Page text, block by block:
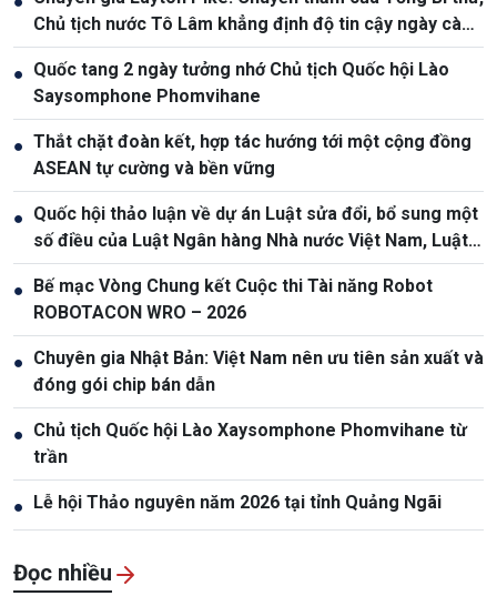
Chủ tịch nước Tô Lâm khẳng định độ tin cậy ngày càng
cao giữa Việt Nam và Australia
● Quốc tang 2 ngày tưởng nhớ Chủ tịch Quốc hội Lào
Saysomphone Phomvihane
● Thắt chặt đoàn kết, hợp tác hướng tới một cộng đồng
ASEAN tự cường và bền vững
● Quốc hội thảo luận về dự án Luật sửa đổi, bổ sung một
số điều của Luật Ngân hàng Nhà nước Việt Nam, Luật
Phòng, chống rửa tiền
●
Bế mạc Vòng Chung kết Cuộc thi Tài năng Robot
ROBOTACON WRO – 2026
● Chuyên gia Nhật Bản: Việt Nam nên ưu tiên sản xuất và
đóng gói chip bán dẫn
● Chủ tịch Quốc hội Lào Xaysomphone Phomvihane từ
trần
● Lễ hội Thảo nguyên năm 2026 tại tỉnh Quảng Ngãi
Đọc nhiều